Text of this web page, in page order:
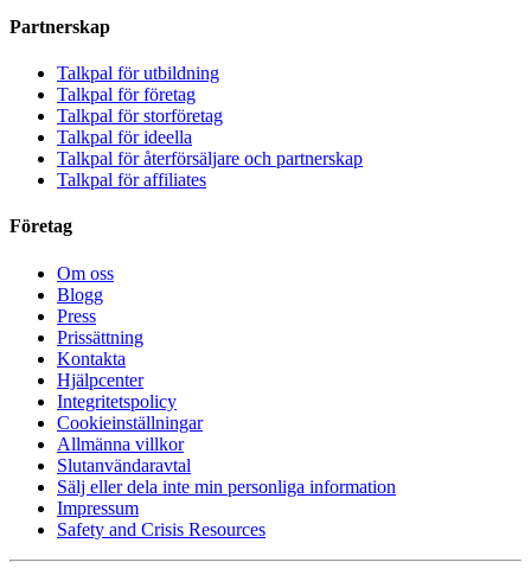
Partnerskap
Talkpal för utbildning
Talkpal för företag
Talkpal för storföretag
Talkpal för ideella
Talkpal för återförsäljare och partnerskap
Talkpal för affiliates
Företag
Om oss
Blogg
Press
Prissättning
Kontakta
Hjälpcenter
Integritetspolicy
Cookieinställningar
Allmänna villkor
Slutanvändaravtal
Sälj eller dela inte min personliga information
Impressum
Safety and Crisis Resources